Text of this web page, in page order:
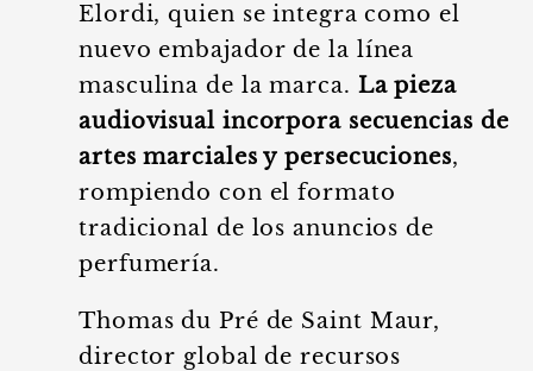
Elordi, quien se integra como el
nuevo embajador de la línea
masculina de la marca. La pieza
audiovisual incorpora secuencias de
artes marciales y persecuciones,
rompiendo con el formato
tradicional de los anuncios de
perfumería.
Thomas du Pré de Saint Maur,
director global de recursos